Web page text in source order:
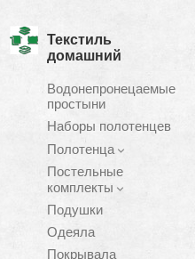
Текстиль
домашний
Водонепронецаемые
простыни
Наборы полотенцев
Полотенца
Постельные
комплекты
Подушки
Одеяла
Покрывала